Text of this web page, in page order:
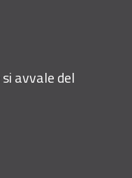
avvale del